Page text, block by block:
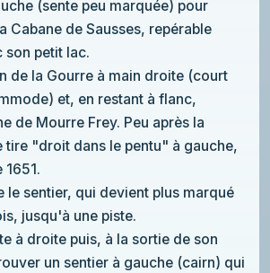
Sausses, repérable
son petit lac.
de la Gourre à main droite (court
Frey. Peu après la
"droit dans le pentu" à gauche,
le sentier, qui devient plus marqué
bois, jusqu'à une piste.
à droite puis, à la sortie de son